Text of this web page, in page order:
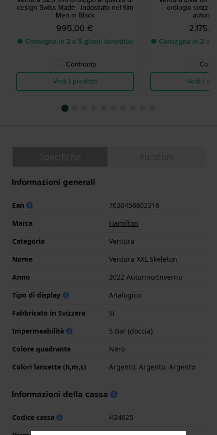
design Swiss Made - Indossato nel film
Men in Black
995,00 €
● Consegna in 2 a 5 giorni lavorativi
Confronta
Vedi i prodotti
orologio
● Consegna in 2 a
Vedi i
Informazioni generali
Ean
7630458803316
Marca
Hamilton
Categoria
Ventura
Nome
Ventura XXL Skeleton
Anno
2022 Autunno/Inverno
Tipo di display
Analogico
Fabbricato in Svizzera
Si
Impermeabilità
5 Bar (doccia)
Colore quadrante
Nero
Colori lancette (h,m,s)
Argento, Argento, Argento
Informazioni della cassa
Codice cassa
H24625